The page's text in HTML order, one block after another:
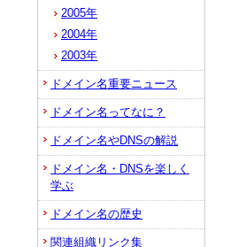
2005年
2004年
2003年
ドメイン名重要ニュース
ドメイン名ってなに？
ドメイン名やDNSの解説
ドメイン名・DNSを楽しく
学ぶ
ドメイン名の歴史
関連組織リンク集